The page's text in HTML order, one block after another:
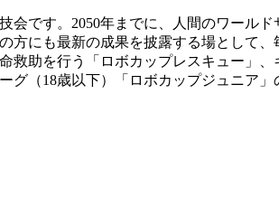
です。2050年までに、人間のワール
にも最新の成果を披露する場として
助を行う「ロボカップレスキュー」
（18歳以下）「ロボカップジュニア